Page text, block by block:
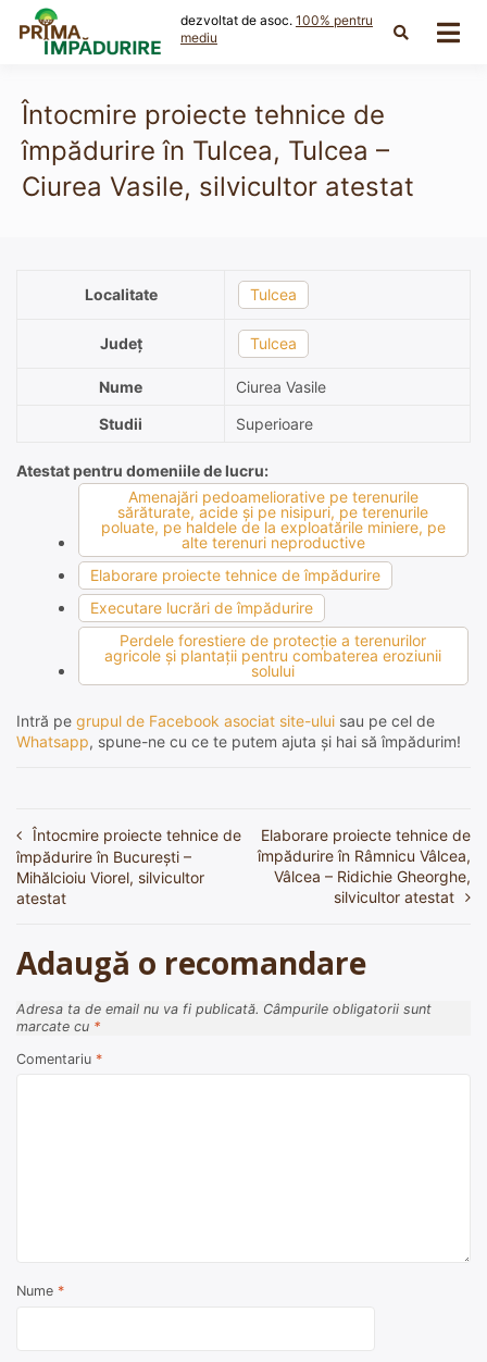
content
dezvoltat de asoc. 100% pentru
mediu
Întocmire proiecte tehnice de
împădurire în Tulcea, Tulcea –
Ciurea Vasile, silvicultor atestat
Localitate Tulcea
Județ Tulcea
Nume
Ciurea Vasile
Studii
Superioare
Atestat pentru domeniile de lucru:
Amenajări pedoameliorative pe terenurile
sărăturate, acide şi pe nisipuri, pe terenurile
poluate, pe haldele de la exploatările miniere, pe
alte terenuri neproductive
Elaborare proiecte tehnice de împădurire
Executare lucrări de împădurire
Perdele forestiere de protecţie a terenurilor
agricole şi plantaţii pentru combaterea eroziunii
solului
Intră pe grupul de Facebook asociat site-ului sau pe cel de
Whatsapp, spune-ne cu ce te putem ajuta și hai să împădurim!
Navigare
în
articole
Întocmire proiecte tehnice de
împădurire în București –
Mihălcioiu Viorel, silvicultor
atestat
Elaborare proiecte tehnice de
împădurire în Râmnicu Vâlcea,
Vâlcea – Ridichie Gheorghe,
silvicultor atestat
Adaugă o recomandare
Adresa ta de email nu va fi publicată. Câmpurile obligatorii sunt
marcate cu *
Comentariu *
Nume *